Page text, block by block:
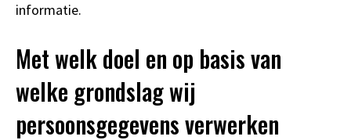
informatie.
Met welk doel en op basis van
welke grondslag wij
persoonsgegevens verwerken